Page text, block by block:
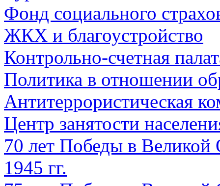
Фонд социального
ЖКХ и благоустройство
Контрольно-счетная
Политика в отношении
Антитеррористическая
Центр занятости
70 лет Победы в Великой
1945 гг.